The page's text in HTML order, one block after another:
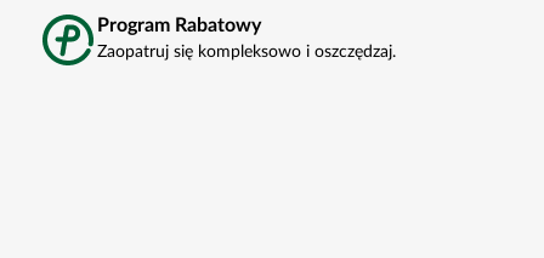
Program Rabatowy
Zaopatruj się kompleksowo i oszczędzaj.